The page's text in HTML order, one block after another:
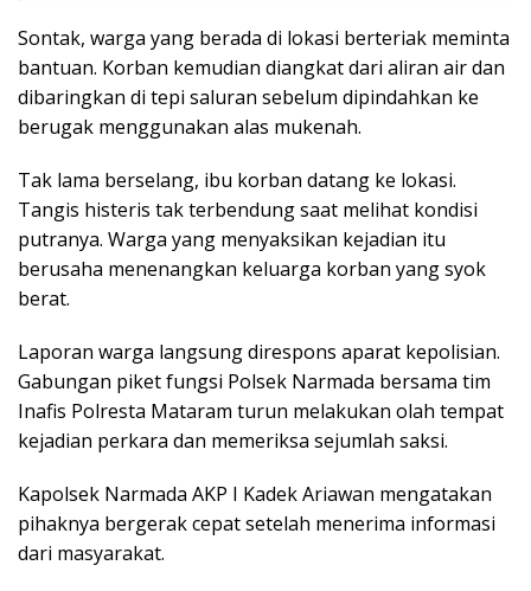
Sontak, warga yang berada di lokasi berteriak meminta
bantuan. Korban kemudian diangkat dari aliran air dan
dibaringkan di tepi saluran sebelum dipindahkan ke
berugak menggunakan alas mukenah.
Tak lama berselang, ibu korban datang ke lokasi.
Tangis histeris tak terbendung saat melihat kondisi
putranya. Warga yang menyaksikan kejadian itu
berusaha menenangkan keluarga korban yang syok
berat.
Laporan warga langsung direspons aparat kepolisian.
Gabungan piket fungsi Polsek Narmada bersama tim
Inafis Polresta Mataram turun melakukan olah tempat
kejadian perkara dan memeriksa sejumlah saksi.
Kapolsek Narmada AKP I Kadek Ariawan mengatakan
pihaknya bergerak cepat setelah menerima informasi
dari masyarakat.